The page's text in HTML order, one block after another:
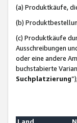
(a) Produktkäufe,
(b)
(c) Produktkäufe
Ausschreibungen
oder eine andere
buchstabierte
Suchplatzierung”);
Land